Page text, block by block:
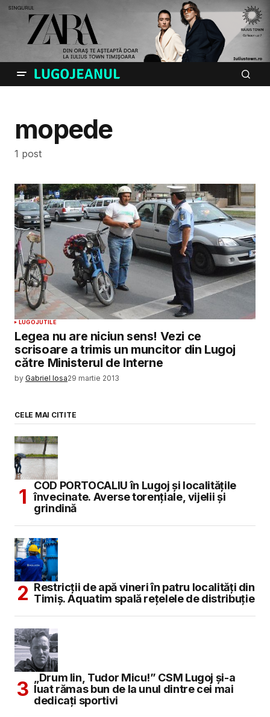
mopede
1 post
LUGOJUTILE
Legea nu are niciun sens! Vezi ce
scrisoare a trimis un muncitor din Lugoj
către Ministerul de Interne
by Gabriel Iosa29 martie 2013
CELE MAI CITITE
COD PORTOCALIU în Lugoj și localitățile
învecinate. Averse torențiale, vijelii și
grindină
Restricții de apă vineri în patru localități din
Timiș. Aquatim spală rețelele de distribuție
„Drum lin, Tudor Micu!” CSM Lugoj și-a
luat rămas bun de la unul dintre cei mai
dedicați sportivi